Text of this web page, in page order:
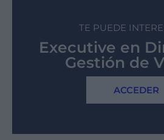
TE PUEDE
Executive en
Gestión de
ACCEDER